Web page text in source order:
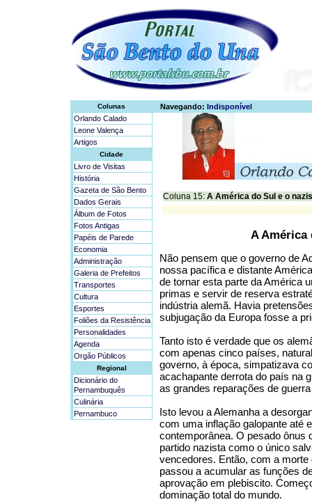
Colunas
Orlando Calado
Leone Valença
Artigos
Cidade
Livro de Visitas
História
Gazeta de São Bento
Dados Gerais
Álbum de Fotos
Fotos Antigas
Papéis de Parede
Economia
Administração
Galeria de Prefeitos
Transportes
Cultura
Esportes
Foliões da Resistência
Personalidades
Agenda
Orgão Públicos
Regional
Dicionário do
Pernambuquês
Culinária
Pernambuco
Navegando: Indisponível
Coluna 15: A América do Sul e o
A América
Não pensem que o governo de
nossa pacífica e distante
de tornar esta parte da América
primas e servir de reserva
indústria alemã. Havia
subjugação da Europa fosse a
Tanto isto é verdade que os
com apenas cinco países,
governo, à época, simpatizava
acachapante derrota do país na
as grandes reparações de
Isto levou a Alemanha a
com uma inflação galopante até
contemporânea. O pesado ônus
partido nazista como o único
vencedores. Então, com a
passou a acumular as funções
aprovação em plebiscito.
dominação total do mundo.